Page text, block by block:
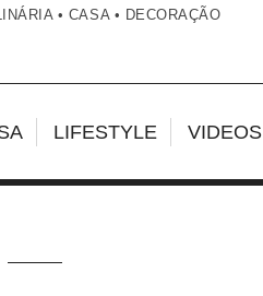
• CASA • DECORAÇÃO
LIFESTYLE VIDEOS